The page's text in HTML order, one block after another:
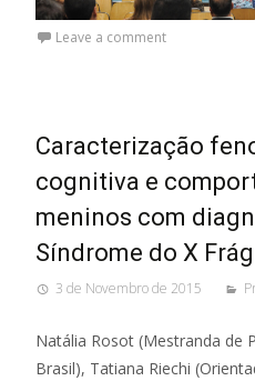
Leave a comment
Caracterização
cognitiva e
meninos com
Síndrome do X
3 de Novembro de 2015
Natália Rosot (Mestranda de
Brasil), Tatiana Riechi